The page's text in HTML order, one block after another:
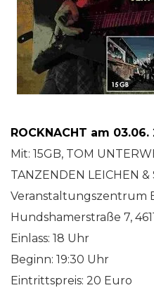
ROCKNACHT am 03.06.
Mit: 15GB, TOM
TANZENDEN LEICHEN
Veranstaltungszentrum
Hundshamerstraße 7,
Einlass: 18 Uhr
Beginn: 19:30 Uhr
Eintrittspreis: 20 Euro